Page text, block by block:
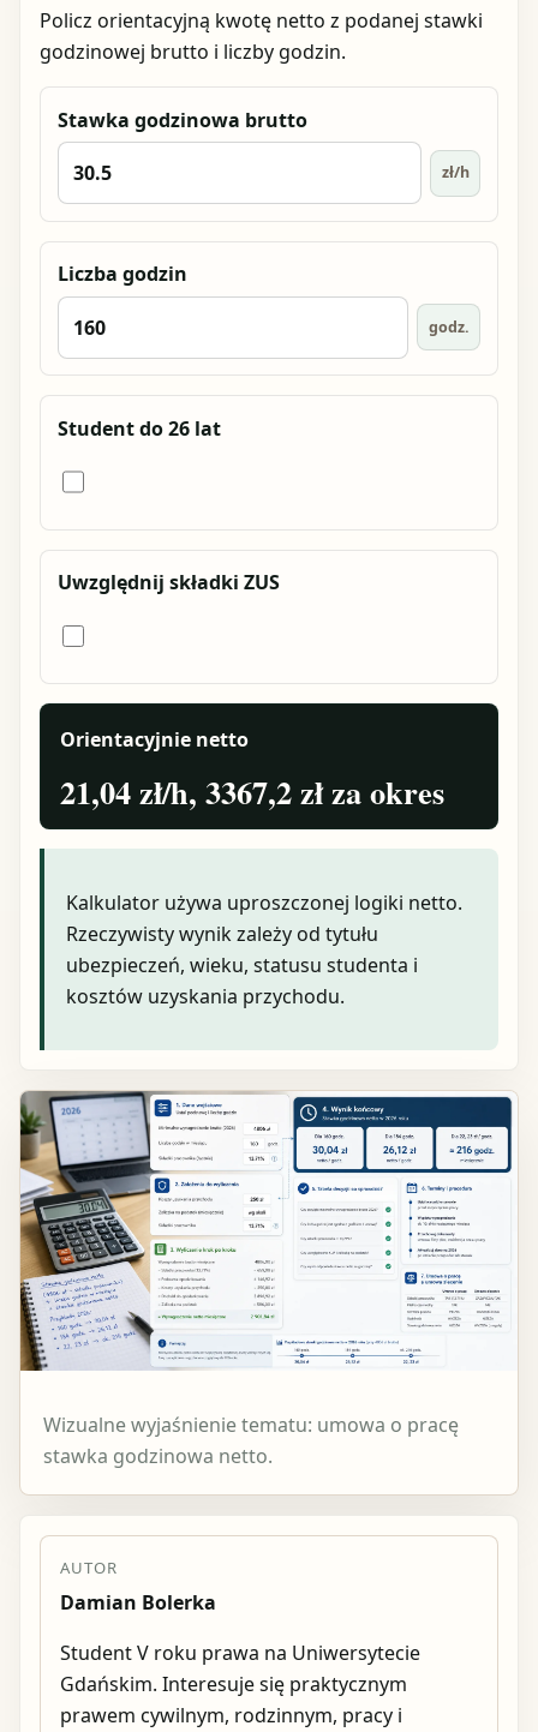
Policz orientacyjną kwotę netto z podanej stawki
godzinowej brutto i liczby godzin.
Stawka godzinowa brutto
zł/h
Liczba godzin
godz.
Student do 26 lat
Uwzględnij składki ZUS
Orientacyjnie netto
21,04 zł/h, 3367,2 zł za okres
Kalkulator używa uproszczonej logiki netto.
Rzeczywisty wynik zależy od tytułu
ubezpieczeń, wieku, statusu studenta i
kosztów uzyskania przychodu.
Wizualne wyjaśnienie tematu: umowa o pracę
stawka godzinowa netto.
AUTOR
Damian Bolerka
Student V roku prawa na Uniwersytecie
Gdańskim. Interesuje się praktycznym
prawem cywilnym, rodzinnym, pracy i